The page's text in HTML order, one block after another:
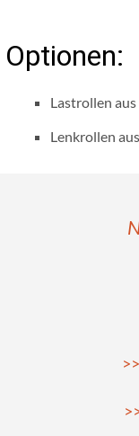
Optionen:
Lastrollen
Lenkrollen